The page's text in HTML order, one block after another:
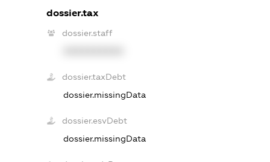
dossier.tax
dossier.staff
dossier.taxDebt
dossier.missingData
dossier.esvDebt
dossier.missingData